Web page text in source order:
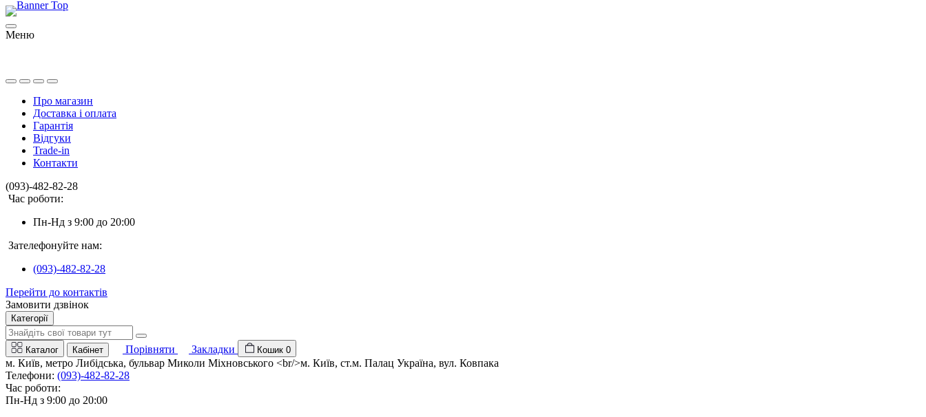
Меню
Про магазин
Доставка і оплата
Гарантія
Відгуки
Trade-in
Контакти
(093)-482-82-28
Час роботи:
Пн-Нд з 9:00 до 20:00
Зателефонуйте нам:
(093)-482-82-28
Перейти до контактів
Замовити дзвінок
Категорії
Каталог Кабінет Порівняти Закладки Кошик 0
м. Київ, метро Либідська, бульвар Миколи Міхновського <br/>м. Київ, ст.м. Палац Україна, вул. Ковпака
Телефони: (093)-482-82-28
Час роботи:
Пн-Нд з 9:00 до 20:00